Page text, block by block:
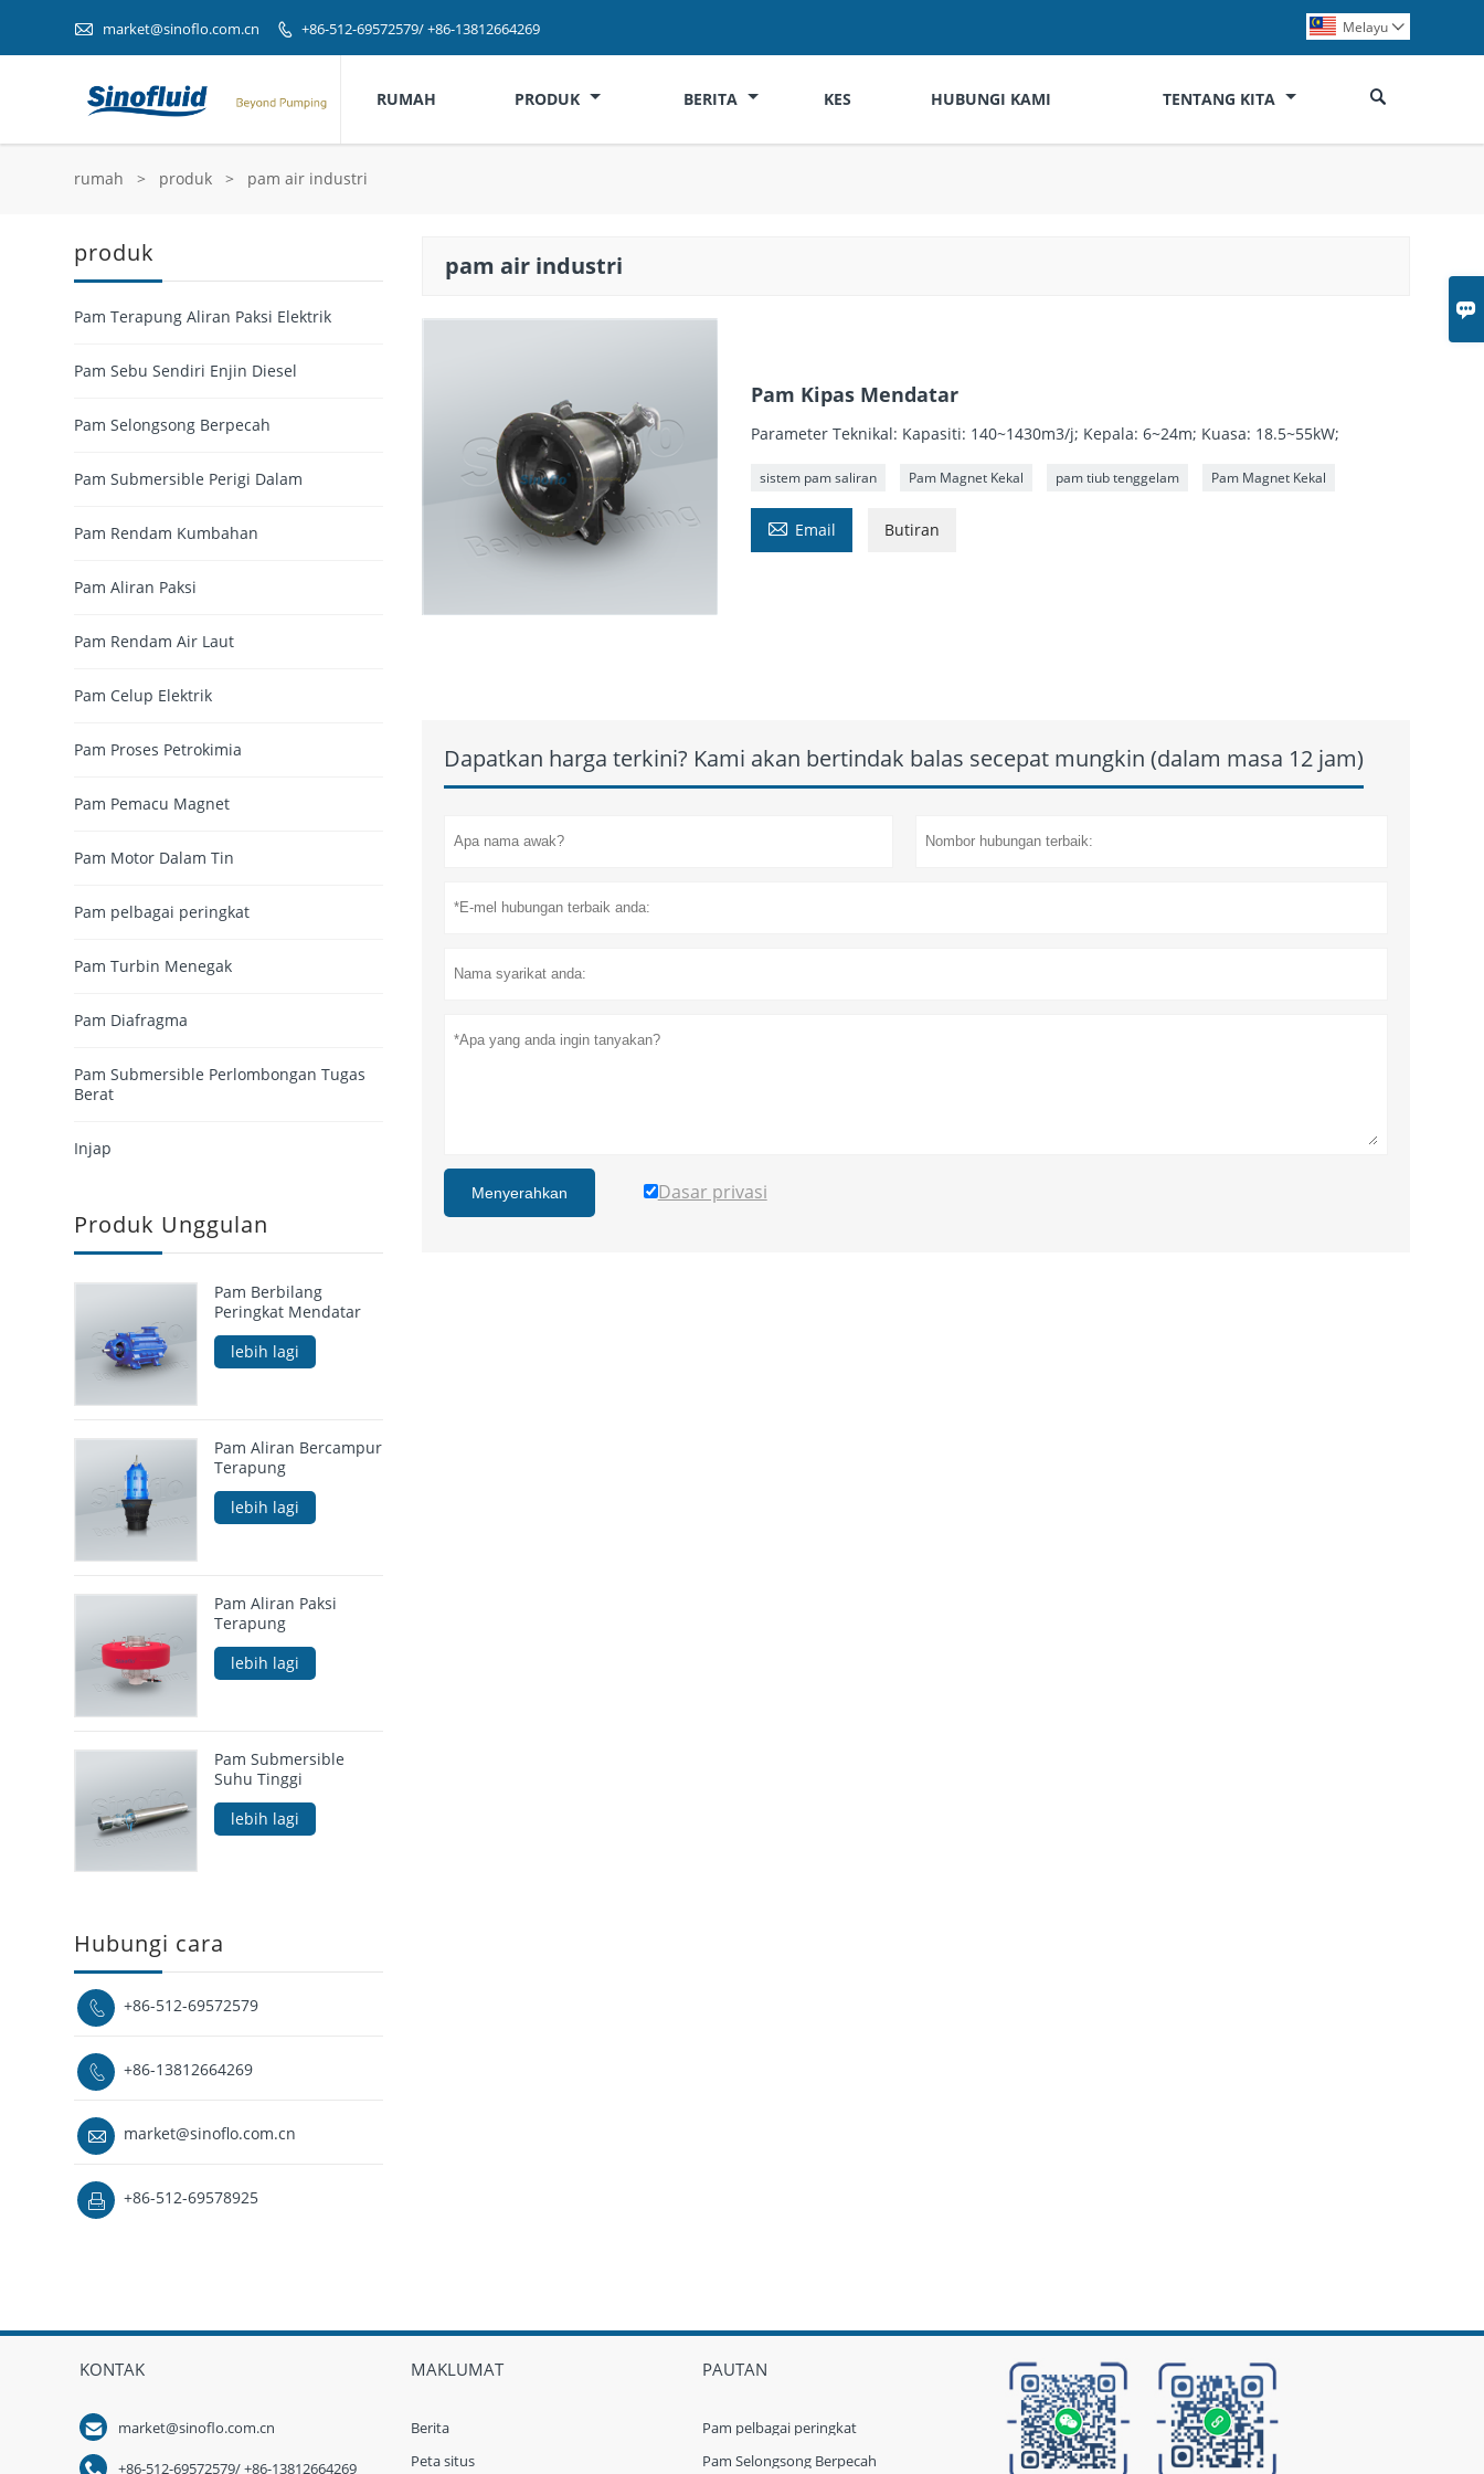

 market@sinoflo.com.cn  +86-512-69572579/ +86-13812664269 Melayu 
RUMAH PRODUK BERITA KES HUBUNGI KAMI TENTANG KITA 
rumah > produk > pam air industri
pam air industri
Pam Kipas Mendatar
Parameter Teknikal: Kapasiti: 140~1430m3/j; Kepala: 6~24m; Kuasa: 18.5~55kW;
sistem pam saliran Pam Magnet Kekal pam tiub tenggelam Pam Magnet Kekal
 Email Butiran
Dapatkan harga terkini? Kami akan bertindak balas secepat mungkin (dalam masa 12 jam)
Menyerahkan Dasar privasi
produk
Pam Terapung Aliran Paksi Elektrik
Pam Sebu Sendiri Enjin Diesel
Pam Selongsong Berpecah
Pam Submersible Perigi Dalam
Pam Rendam Kumbahan
Pam Aliran Paksi
Pam Rendam Air Laut
Pam Celup Elektrik
Pam Proses Petrokimia
Pam Pemacu Magnet
Pam Motor Dalam Tin
Pam pelbagai peringkat
Pam Turbin Menegak
Pam Diafragma
Pam Submersible Perlombongan Tugas
Berat
Injap
Produk Unggulan
Pam Berbilang
Peringkat Mendatar
lebih lagi
Pam Aliran Bercampur
Terapung
lebih lagi
Pam Aliran Paksi
Terapung
lebih lagi
Pam Submersible
Suhu Tinggi
lebih lagi
Hubungi cara
 +86-512-69572579
 +86-13812664269
 market@sinoflo.com.cn
 +86-512-69578925
KONTAK
 market@sinoflo.com.cn
 +86-512-69572579/ +86-13812664269
MAKLUMAT
Berita
Peta situs
PAUTAN
Pam pelbagai peringkat
Pam Selongsong Berpecah